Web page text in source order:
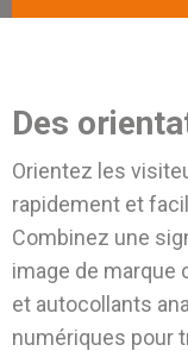
Des
Orientez les
rapidement et
Combinez une
image de marque
et autocollants
numériques pour